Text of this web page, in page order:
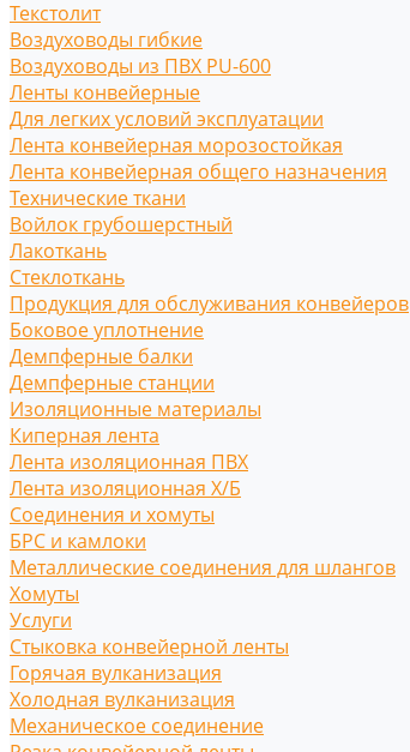
Текстолит
Воздуховоды гибкие
Воздуховоды из ПВХ PU-600
Ленты конвейерные
Для легких условий эксплуатации
Лента конвейерная морозостойкая
Лента конвейерная общего назначения
Технические ткани
Войлок грубошерстный
Лакоткань
Стеклоткань
Продукция для обслуживания конвейеров
Боковое уплотнение
Демпферные балки
Демпферные станции
Изоляционные материалы
Киперная лента
Лента изоляционная ПВХ
Лента изоляционная Х/Б
Соединения и хомуты
БРС и камлоки
Металлические соединения для шлангов
Хомуты
Услуги
Стыковка конвейерной ленты
Горячая вулканизация
Холодная вулканизация
Механическое соединение